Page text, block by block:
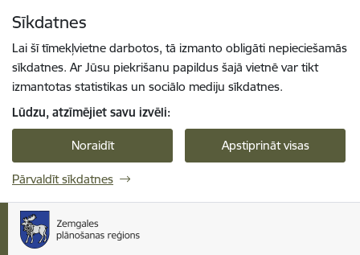
Sīkdatnes
Lai šī tīmekļvietne darbotos, tā izmanto obligāti nepieciešamās
sīkdatnes. Ar Jūsu piekrišanu papildus šajā vietnē var tikt
izmantotas statistikas un sociālo mediju sīkdatnes.
Lūdzu, atzīmējiet savu izvēli:
Noraidīt Apstiprināt visas
Pārvaldīt sīkdatnes